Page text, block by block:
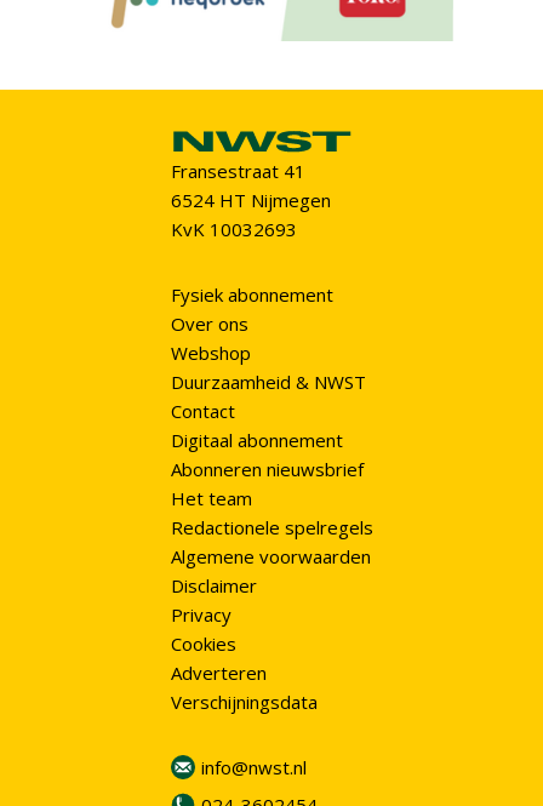
Fransestraat 41
6524 HT Nijmegen
KvK 10032693
Fysiek abonnement
Over ons
Webshop
Duurzaamheid & NWST
Contact
Digitaal abonnement
Abonneren nieuwsbrief
Het team
Redactionele spelregels
Algemene voorwaarden
Disclaimer
Privacy
Cookies
Adverteren
Verschijningsdata
info@nwst.nl